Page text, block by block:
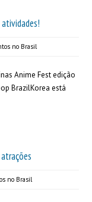
no Brasil
Anime Fest edição
BrazilKorea está
no Brasil